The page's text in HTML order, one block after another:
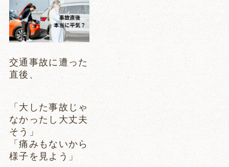
交通事故に遭った
直後、
「大した事故じゃ
なかったし大丈夫
そう」
「痛みもないから
様子を見よう」